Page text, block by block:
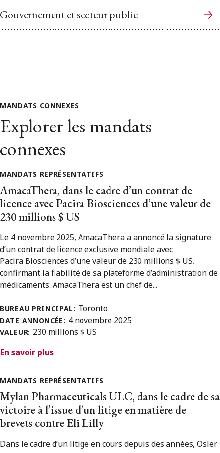
Gouvernement et secteur public
MANDATS CONNEXES
Explorer les mandats
connexes
MANDATS REPRÉSENTATIFS
AmacaThera, dans le cadre d’un contrat de
licence avec Pacira Biosciences d’une valeur de
230 millions $ US
Le 4 novembre 2025, AmacaThera a annoncé la signature
d’un contrat de licence exclusive mondiale avec
Pacira Biosciences d’une valeur de 230 millions $ US,
confirmant la fiabilité de sa plateforme d’administration de
médicaments. AmacaThera est un chef de...
BUREAU PRINCIPAL: Toronto
DATE ANNONCÉE: 4 novembre 2025
VALEUR: 230 millions $ US
En savoir plus
MANDATS REPRÉSENTATIFS
Mylan Pharmaceuticals ULC, dans le cadre de sa
victoire à l’issue d’un litige en matière de
brevets contre Eli Lilly
Dans le cadre d’un litige en cours depuis des années, Osler